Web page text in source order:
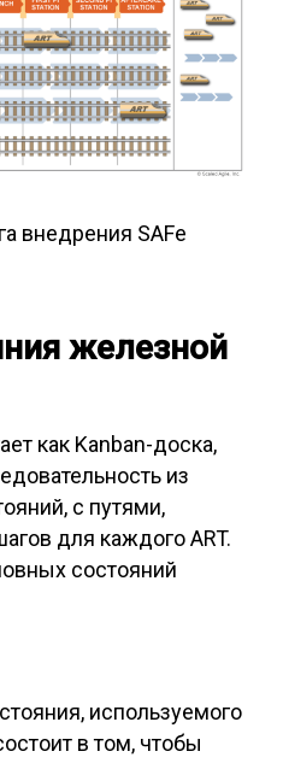
внедрения SAFe
железной
как Kanban-доска,
из
с путями,
для каждого ART.
состояний
используемого
в том, чтобы